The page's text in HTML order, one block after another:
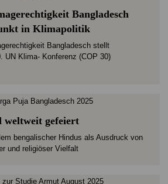
Bangladesch
in Klimapolitik
Bangladesch stellt
UN Klima- Konferenz (COP 30)
gefeiert
bengalischer Hindus als Ausdruck von
und religiöser Vielfalt